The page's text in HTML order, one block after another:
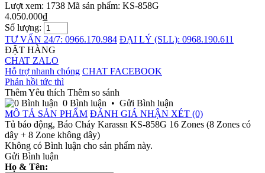
Lượt xem: 1738 Mã sản phẩm: KS-858G
4.050.000₫
Số lượng:
TƯ VẤN 24/7: 0966.170.984 ĐẠI LÝ (SLL): 0968.190.611
ĐẶT HÀNG
CHAT ZALO
Hỗ trợ nhanh chóng CHAT FACEBOOK
Phản hồi tức thì
Thêm Yêu thích Thêm so sánh
0 Bình luận • Gửi Bình luận
MÔ TẢ SẢN PHẨM ĐÁNH GIÁ NHẬN XÉT (0)
Tủ báo động, Báo Cháy Karassn KS-858G 16 Zones (8 Zones có
dây + 8 Zone không dây)
Không có Bình luận cho sản phẩm này.
Gửi Bình luận
Họ & Tên: